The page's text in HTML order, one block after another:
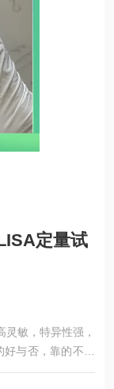
定量试
敏，特异性强，
与否，靠的不仅
良好的口碑，*的